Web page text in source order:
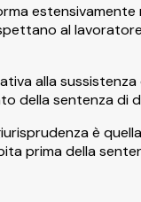
al
alla
della sentenza di
è
prima della